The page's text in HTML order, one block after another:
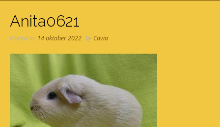
Anita0621
Posted on 14 oktober 2022 by Cavia